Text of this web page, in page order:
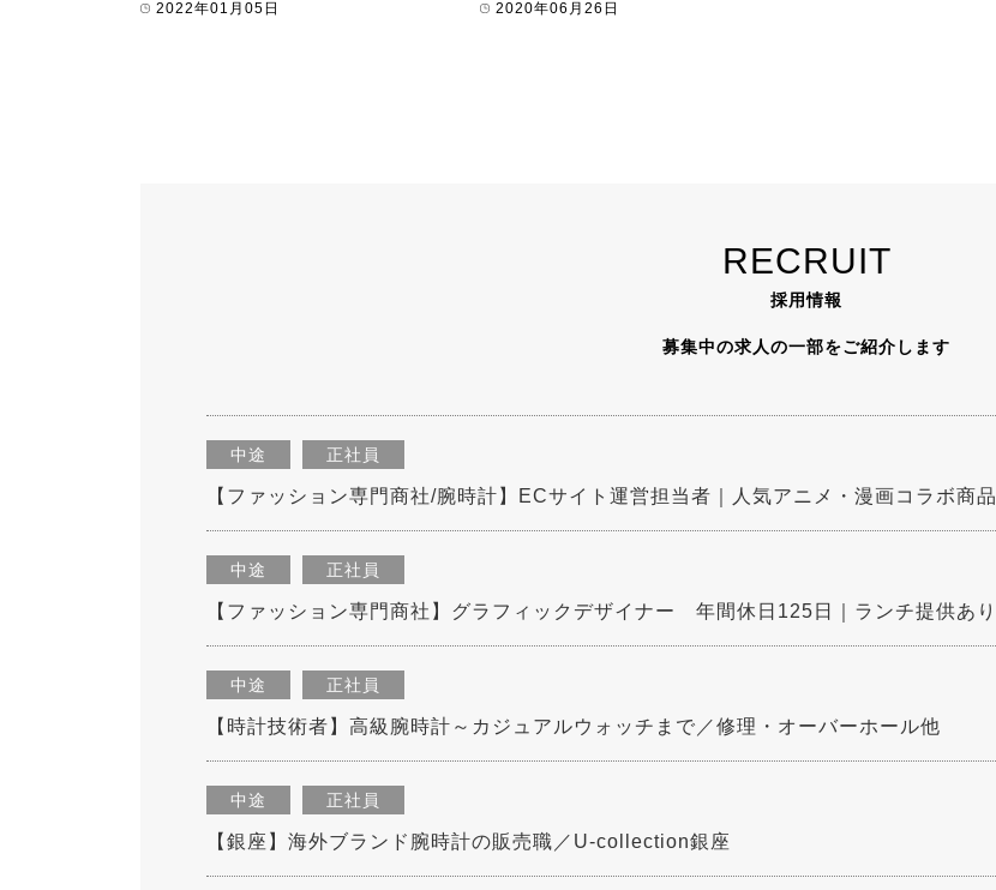
2022年01月05日 2020年06月26日
RECRUIT
採用情報
募集中の求人の一部をご紹介します
中途 正社員
【ファッション専門商社/腕時計】ECサイト運営担当者｜人気アニメ・漫画コラボ商品
中途 正社員
【ファッション専門商社】グラフィックデザイナー 年間休日125日｜ランチ提供あり
中途 正社員
【時計技術者】高級腕時計～カジュアルウォッチまで／修理・オーバーホール他
中途 正社員
【銀座】海外ブランド腕時計の販売職／U-collection銀座